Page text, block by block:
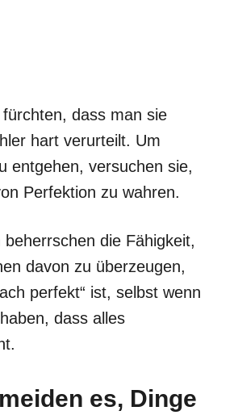
dass man sie
hart verurteilt. Um
entgehen, versuchen sie,
Perfektion zu wahren.
die Fähigkeit,
davon zu überzeugen,
perfekt“ ist, selbst wenn
dass alles
es, Dinge